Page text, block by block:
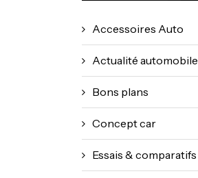
Accessoires Auto
Actualité automobile
Bons plans
Concept car
Essais & comparatifs